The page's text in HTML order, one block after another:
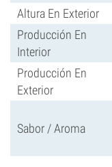
Altura En Exterior
Producción En
Interior
Producción En
Exterior
Sabor / Aroma